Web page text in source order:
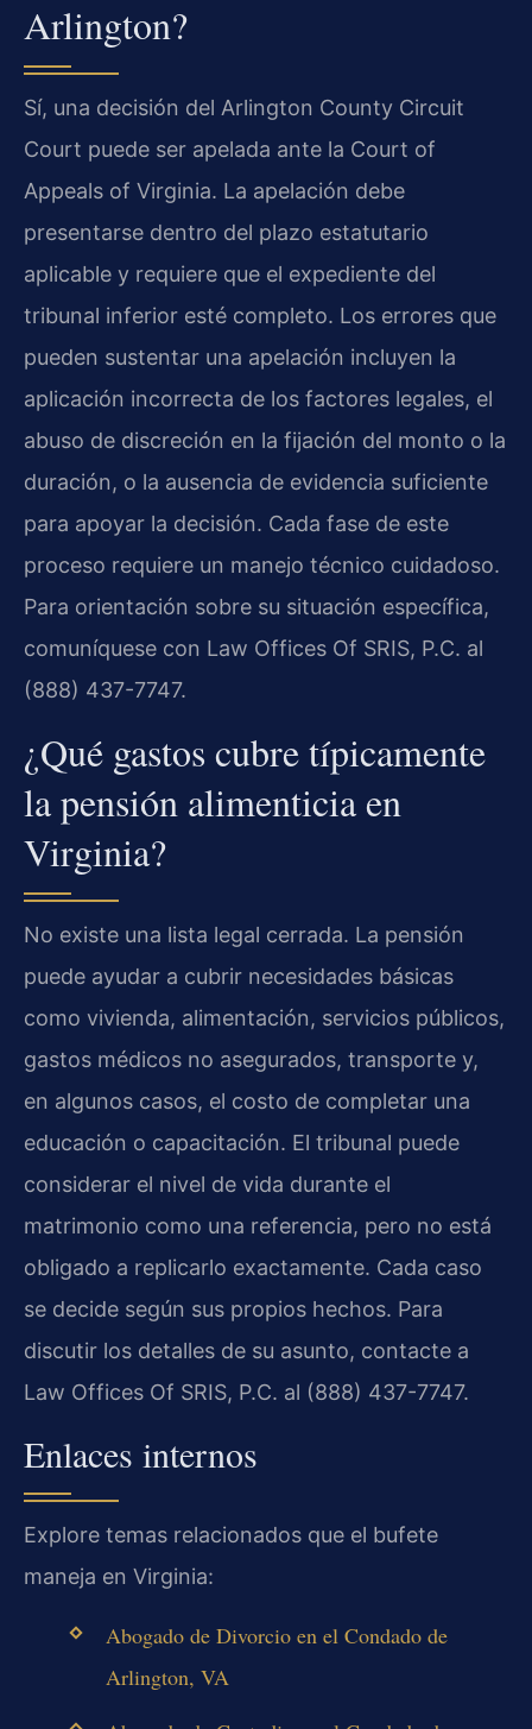
Arlington?
Sí, una decisión del Arlington County Circuit
Court puede ser apelada ante la Court of
Appeals of Virginia. La apelación debe
presentarse dentro del plazo estatutario
aplicable y requiere que el expediente del
tribunal inferior esté completo. Los errores que
pueden sustentar una apelación incluyen la
aplicación incorrecta de los factores legales, el
abuso de discreción en la fijación del monto o la
duración, o la ausencia de evidencia suficiente
para apoyar la decisión. Cada fase de este
proceso requiere un manejo técnico cuidadoso.
Para orientación sobre su situación específica,
comuníquese con Law Offices Of SRIS, P.C. al
(888) 437-7747.
¿Qué gastos cubre típicamente
la pensión alimenticia en
Virginia?
No existe una lista legal cerrada. La pensión
puede ayudar a cubrir necesidades básicas
como vivienda, alimentación, servicios públicos,
gastos médicos no asegurados, transporte y,
en algunos casos, el costo de completar una
educación o capacitación. El tribunal puede
considerar el nivel de vida durante el
matrimonio como una referencia, pero no está
obligado a replicarlo exactamente. Cada caso
se decide según sus propios hechos. Para
discutir los detalles de su asunto, contacte a
Law Offices Of SRIS, P.C. al (888) 437-7747.
Enlaces internos
Explore temas relacionados que el bufete
maneja en Virginia:
Abogado de Divorcio en el Condado de
Arlington, VA